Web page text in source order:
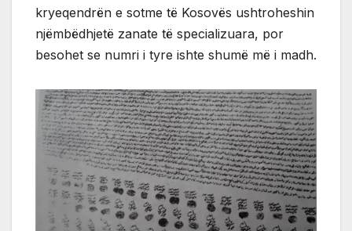
kryeqendrën e sotme të Kosovës ushtroheshin
njëmbëdhjetë zanate të specializuara, por
besohet se numri i tyre ishte shumë më i madh.